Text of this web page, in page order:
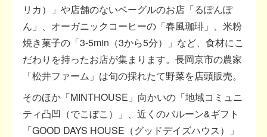
リカ）」や店舗のないベーグルのお店「るぽんぽ
ん」、オーガニックコーヒーの「春風珈琲」、米粉
焼き菓子の「3-5min（3から5分）」など、食材にこ
だわりを持ったお店が集まります。長岡京市の農家
「松井ファーム」は旬の採れたて野菜を店頭販売。
そのほか「MINTHOUSE」向かいの「地域コミュニ
ティ凸凹（でこぼこ）」、近くのバルーン&ギフト
「GOOD DAYS HOUSE（グッドデイズハウス）」